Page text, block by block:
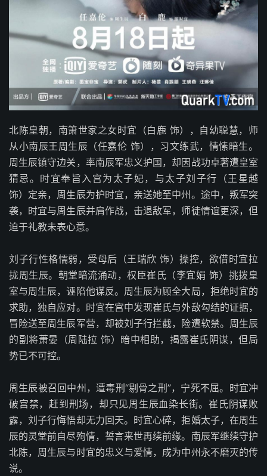
北陈皇朝，南箫世家之女时宜（白鹿 饰），自幼聪慧，师
从小南辰王周生辰（任嘉伦 饰），习文练武，情愫暗生。
周生辰镇守边关，率南辰军忠义护国，却因战功卓著遭皇室
猜忌。时宜奉旨入宫为太子妃，与太子刘子行（王星越
饰）定亲，周生辰为护时宜，亲送她至中州。途中，叛军突
袭，时宜与周生辰并肩作战，击退敌军，师徒情谊更深，但
迫于礼教未表心意。
刘子行性格懦弱，受母后（王瑞欣 饰）操控，欲借时宜拉
拢周生辰。朝堂暗流涌动，权臣崔氏（李宜娟 饰）挑拨皇
室与周生辰，诬陷他谋反。周生辰为顾全大局，拒绝时宜的
求助，独自应对。时宜在宫中发现崔氏与外敌勾结的证据，
冒险送至周生辰军营，却被刘子行拦截，险遭软禁。周生辰
的副将萧晏（周陆拉 饰）暗中相助，揭露崔氏阴谋，但局
势已不可控。
周生辰被召回中州，遭毒刑“剔骨之刑”，宁死不屈。时宜冲
破宫禁，赶到刑场，却只见周生辰血染长街。崔氏阴谋败
露，刘子行悔悟却无力回天。时宜心碎，拒婚太子，在周生
辰的灵堂前自尽殉情，誓言来世再续前缘。南辰军继续守护
北陈，周生辰与时宜的忠义与爱情，成为中州永不磨灭的传
说。